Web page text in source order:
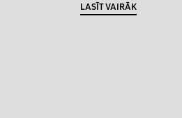
LASĪT VAIRĀK